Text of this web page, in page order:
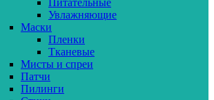
Увлажняющие
Маски
Пленки
Тканевые
Мисты и спреи
Патчи
Пилинги